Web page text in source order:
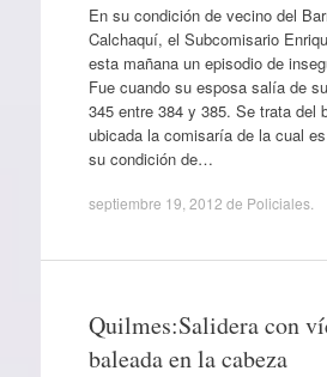
En su condición de vecino del
Calchaquí, el Subcomisario
esta mañana un episodio de
Fue cuando su esposa salía de
345 entre 384 y 385. Se trata del
ubicada la comisaría de la cual
su condición de…
septiembre 19, 2012 de Policiales.
Quilmes:Salidera con
baleada en la cabeza